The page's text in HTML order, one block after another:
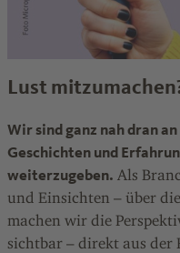
Lust
Wir sind ganz nah dran
Geschichten und
weiterzugeben. Als
und Einsichten – über
machen wir die
sichtbar – direkt aus der